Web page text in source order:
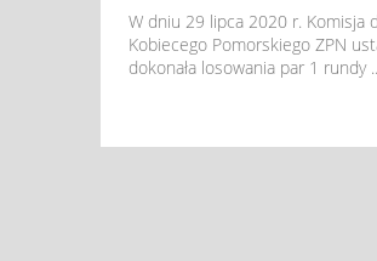
W dniu 29 lipca 2020 r. Komisja
Kobiecego Pomorskiego ZPN
dokonała losowania par 1 rundy